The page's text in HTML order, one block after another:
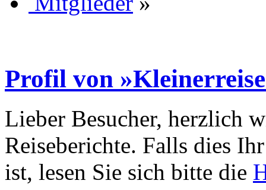
Profil von
Lieber Besucher, herzlich
Reiseberichte. Falls dies
ist, lesen Sie sich bitte die